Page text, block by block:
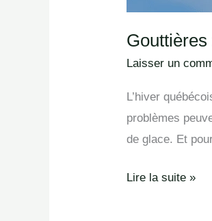
Laisser un
L’hiver
problèmes
de glace. Et
Lire la suite »